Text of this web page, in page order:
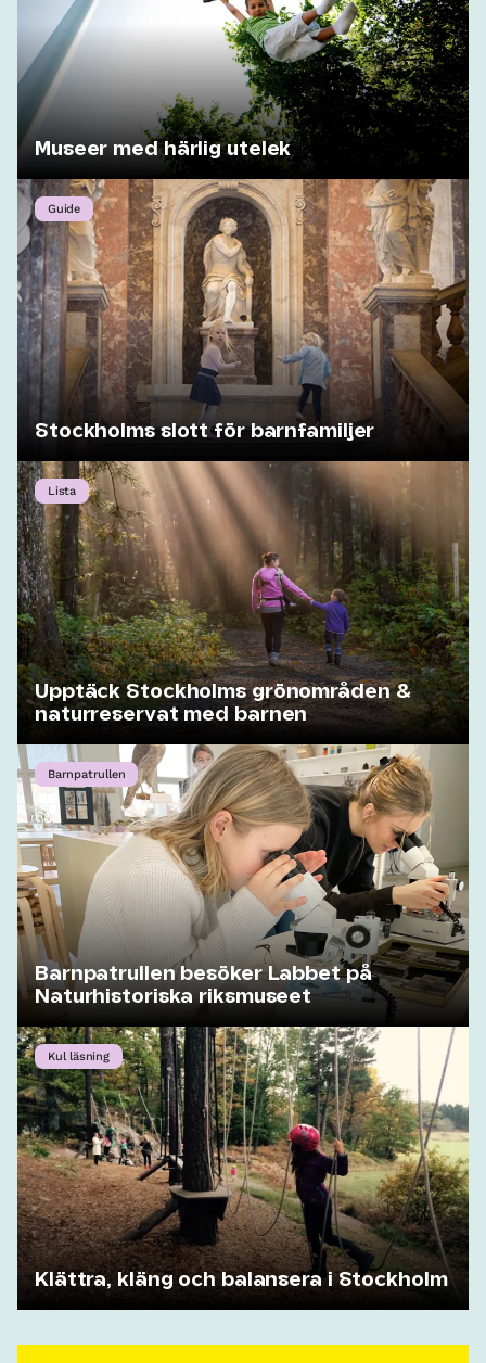
Museer med härlig utelek
Guide
Stockholms slott för barnfamiljer
Lista
Upptäck Stockholms grönområden &
naturreservat med barnen
Barnpatrullen
Barnpatrullen besöker Labbet på
Naturhistoriska riksmuseet
Kul läsning
Klättra, kläng och balansera i Stockholm